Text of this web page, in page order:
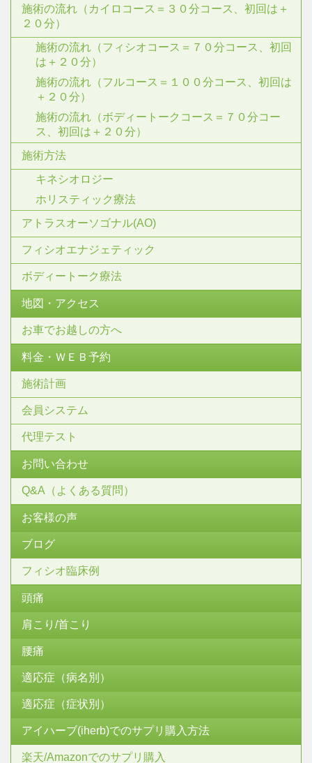
施術の流れ（カイロコース＝３０分コース、初回は＋
２０分）
施術の流れ（フィシオコース＝７０分コース、初回
は＋２０分）
施術の流れ（フルコース＝１００分コース、初回は
＋２０分）
施術の流れ（ボディートークコース＝７０分コー
ス、初回は＋２０分）
施術方法
キネシオロジー
ホリスティック療法
アトラスオーソゴナル(AO)
フィシオエナジェティック
ボディートーク療法
地図・アクセス
お車でお越しの方へ
料金・ＷＥＢ予約
施術計画
会員システム
代理テスト
お問い合わせ
Q&A（よくある質問）
お客様の声
ブログ
フィシオ臨床例
頭痛
肩こり/首こり
腰痛
適応症（病名別）
適応症（症状別）
アイハーブ(iherb)でのサプリ購入方法
楽天/Amazonでのサプリ購入